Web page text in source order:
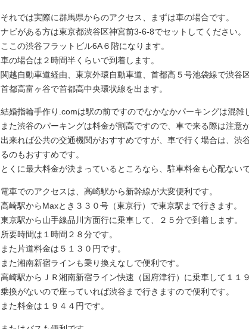
それでは実際に群馬県からのアクセス、まずは車の場合です。
ナビがある方は東京都渋谷区神宮前3-6-8でセットしてください。
ここの渋谷フラットビル6A６階になります。
車の場合は２時間半くらいで到着します。
関越自動車道経由、東京外環自動車道、首都高５号池袋線で渋谷
首都高富ヶ谷で首都高中央環状線を出ます。
結婚指輪手作り.comは駅の前ですのでなかなかパーキングは混雑
また渋谷のパーキングは料金が割高ですので、車で来る際は注意
出来れば公共の交通機関がおすすめですが、車で行く場合は、渋
るのもおすすめです。
とくに最大料金が決まっているところなら、駐車料金も心配ないで
電車でのアクセスは、高崎駅から新幹線が大変便利です。
高崎駅からMaxとき３３０号（東京行）で東京駅まで行きます。
東京駅から山手線品川方面行に乗車して、２５分で到着します。
所要時間は１時間２８分です。
また片道料金は５１３０円です。
また湘南新宿ラインも乗り換えなしで便利です。
高崎駅からＪＲ湘南新宿ライン快速（国府津行）に乗車して１１
乗換がないので座っていれば渋谷まで行きますので便利です。
また料金は１９４４円です。